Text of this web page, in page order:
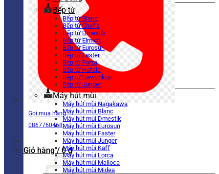
Gọi mua hàng
0867760468
Giỏ hàng / 0₫
Bếp từ
Bếp từ Blanc
Bếp từ Chef’s
Bếp từ Dmestik
Bếp từ Elmich
Bếp từ Eurosun
Bếp từ Faster
Bếp từ Forza
Bếp từ Hafele
Bếp từ Hawonkoo
Bếp từ Junger
Máy hút mùi
Máy hút mùi Nagakawa
Máy hút mùi Blanc
Máy hút mùi Dmestik
Máy hút mùi Eurosun
Máy hút mùi Faster
Máy hút mùi Junger
Máy hút mùi Kaff
Máy hút mùi Lorca
Máy hút mùi Malloca
Máy hút mùi Midea